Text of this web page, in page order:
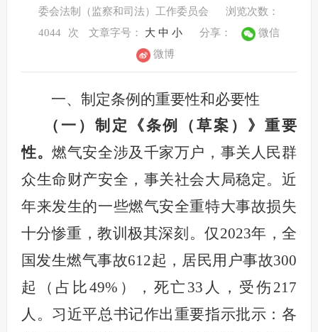
委会法制（监察和司法）工作委员会
浏览次数：
4044
次 文章字号： 大 中 小 分享：
微信
微博
一、制定条例的重要性和必要性
（一）制定《条例（草案）》重要
性。燃气安全涉及千家万户，事关人民群
众生命财产安全，事关社会大局稳定。近
年来发生的一些燃气安全重特大事故损失
十分惨重，教训极其深刻。仅 2023年，全
国发生燃气事故612起，居民用户事故300
起（占比49% ），死亡33 人，受伤217
人。 习近平总书记作出重要指示批示 ：各